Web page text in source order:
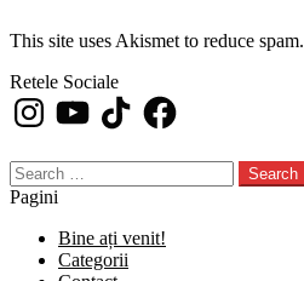
This site uses Akismet to reduce spam.
Retele Sociale
InstagramYouTubeTikTokFacebook
Search
for:
Pagini
Bine ați venit!
Categorii